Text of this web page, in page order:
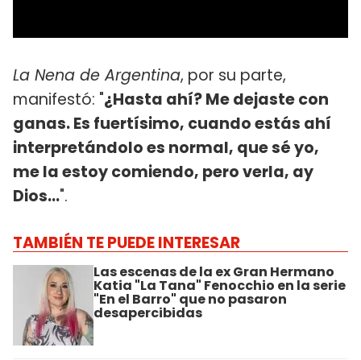
La Nena de Argentina, por su parte,
manifestó: "¿Hasta ahí? Me dejaste con
ganas. Es fuertísimo, cuando estás ahí
interpretándolo es normal, que sé yo,
me la estoy comiendo, pero verla, ay
Dios...".
TAMBIÉN TE PUEDE INTERESAR
Las escenas de la ex Gran Hermano
Katia "La Tana" Fenocchio en la serie
"En el Barro" que no pasaron
desapercibidas